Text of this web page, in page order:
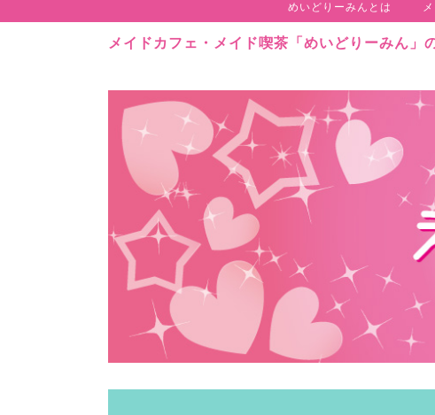
めいどりーみんとは
メイドカフェ・メイド喫茶「めいどりーみん」